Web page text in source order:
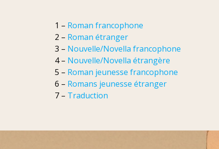
1 – Roman francophone
2 – Roman étranger
3 – Nouvelle/Novella francophone
4 – Nouvelle/Novella étrangère
5 – Roman jeunesse francophone
6 – Romans jeunesse étranger
7 – Traduction